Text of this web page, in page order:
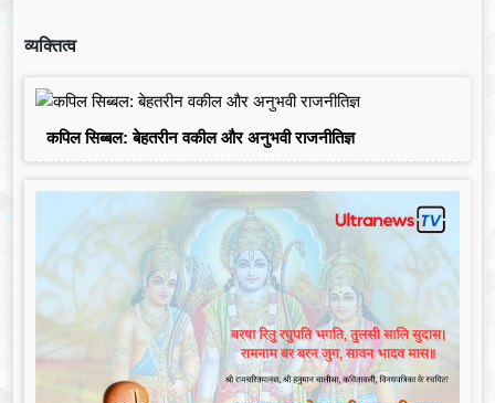
व्यक्तित्व
कपिल सिब्बल: बेहतरीन वकील और अनुभवी राजनीतिज्ञ